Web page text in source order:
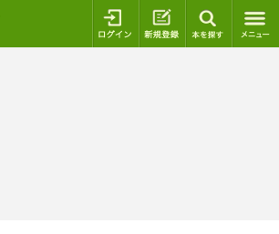
ログイン 新規登録